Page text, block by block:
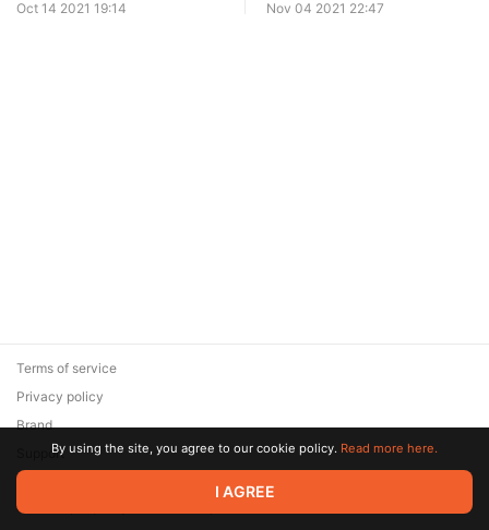
Oct 14 2021 19:14 Nov 04 2021 22:47
© 2026 Zaya Solutions Limited. All rights reserved. All trademarks
are the property of their respective owners.
Terms of service
Privacy policy
Brand
SupportBy using the site, you agree to our cookie policy. Read more here.
I AGREE